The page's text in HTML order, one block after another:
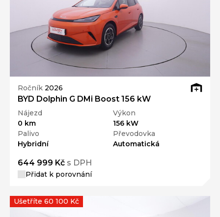
Ročník 2026
BYD Dolphin G DMi Boost 156 kW
Nájezd
0 km
Výkon
156 kW
Palivo
Hybridní
Převodovka
Automatická
644 999 Kč s DPH
Přidat k porovnání
Ušetříte 60 100 Kč